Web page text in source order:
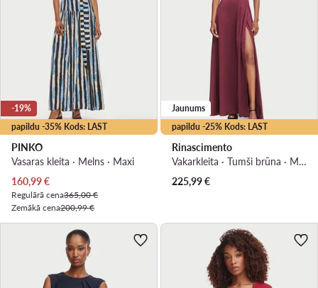
papildu -35% Kods: LAST
-19%
PINKO
Vasaras kleita · Melns · Maxi
Pašreizējā cena
160,99€
Regulārā cena365,00 €
Zemākā cena200,99 €
papildu -25% Kods: LAST
Jaunums
Rinascimento
Vakarkleita · Tumši brūna · Maxi
225,99€